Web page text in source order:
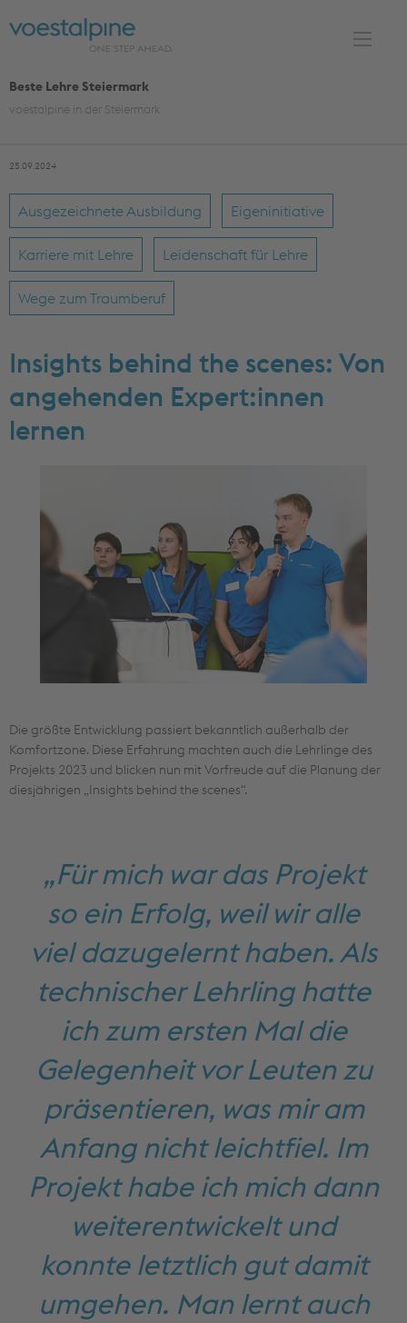
Beste Lehre Steiermark
voestalpine in der Steiermark
25.09.2024
Ausgezeichnete Ausbildung Eigeninitiative
Karriere mit Lehre Leidenschaft für Lehre
Wege zum Traumberuf
Insights behind the scenes: Von
angehenden Expert:innen
lernen
Die größte Entwicklung passiert bekanntlich außerhalb der
Komfortzone. Diese Erfahrung machten auch die Lehrlinge des
Projekts 2023 und blicken nun mit Vorfreude auf die Planung der
diesjährigen „Insights behind the scenes“.
„Für mich war das Projekt
so ein Erfolg, weil wir alle
viel dazugelernt haben. Als
technischer Lehrling hatte
ich zum ersten Mal die
Gelegenheit vor Leuten zu
präsentieren, was mir am
Anfang nicht leichtfiel. Im
Projekt habe ich mich dann
weiterentwickelt und
konnte letztlich gut damit
umgehen. Man lernt auch